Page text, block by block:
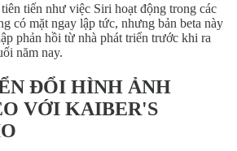
tiến như việc Siri hoạt động trong các
có mặt ngay lập tức, nhưng bản beta này
phản hồi từ nhà phát triển trước khi ra
năm nay.
ĐỔI HÌNH ẢNH
VỚI KAIBER'S